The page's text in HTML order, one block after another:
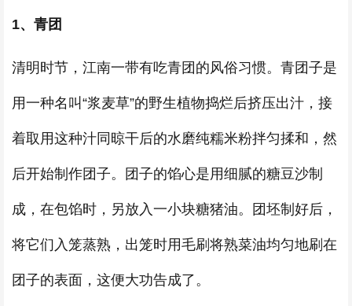
1、青团
清明时节，江南一带有吃青团的风俗习惯。青团子是
用一种名叫“浆麦草”的野生植物捣烂后挤压出汁，接
着取用这种汁同晾干后的水磨纯糯米粉拌匀揉和，然
后开始制作团子。团子的馅心是用细腻的糖豆沙制
成，在包馅时，另放入一小块糖猪油。团坯制好后，
将它们入笼蒸熟，出笼时用毛刷将熟菜油均匀地刷在
团子的表面，这便大功告成了。